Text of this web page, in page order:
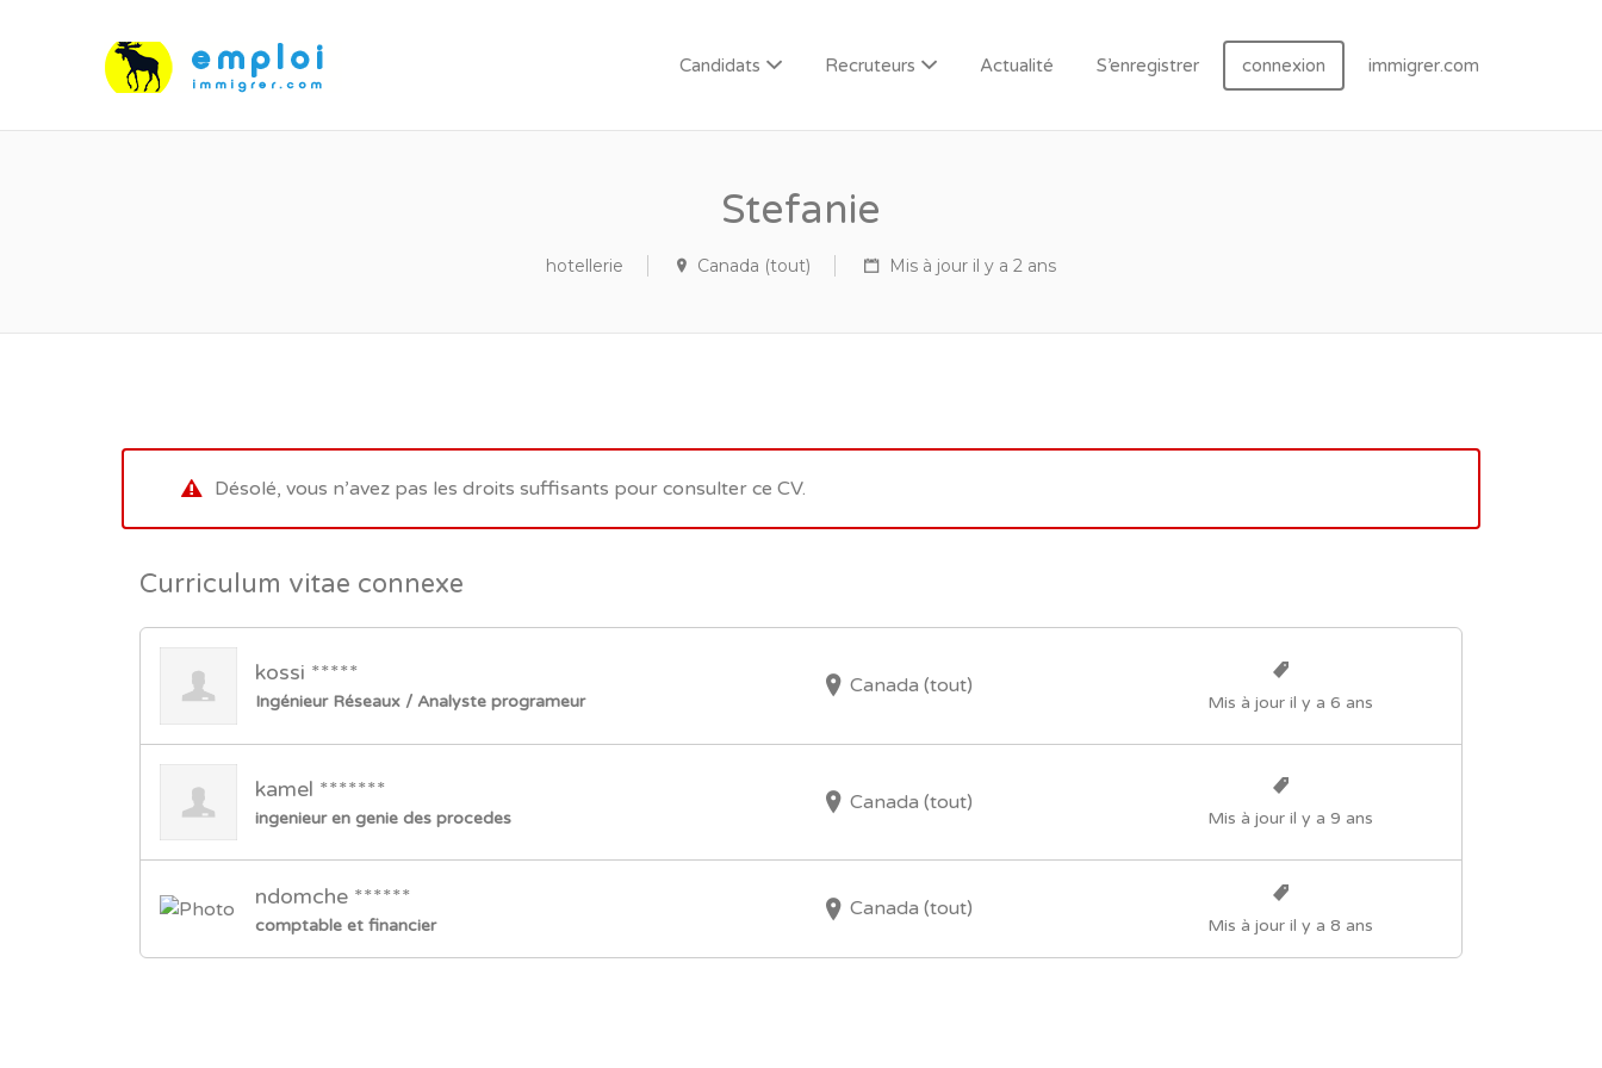
Candidats Recruteurs Actualité S’enregistrer connexion immigrer.com
Stefanie
hotellerie Canada (tout) Mis à jour il y a 2 ans
Désolé, vous n’avez pas les droits suffisants pour consulter ce CV.
Curriculum vitae connexe
kossi *****
Ingénieur Réseaux / Analyste programeur
Canada (tout)
Mis à jour il y a 6 ans
kamel *******
ingenieur en genie des procedes
Canada (tout)
Mis à jour il y a 9 ans
ndomche ******
comptable et financier
Canada (tout)
Mis à jour il y a 8 ans